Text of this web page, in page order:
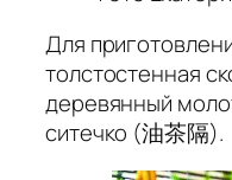
Для
толстостенная
деревянный
ситечко (油茶隔).